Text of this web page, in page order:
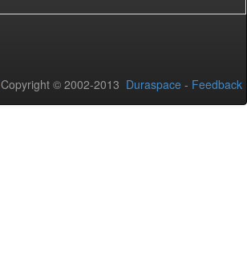
Copyright © 2002-2013 Duraspace - Feedback